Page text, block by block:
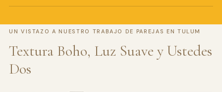
UN VISTAZO A NUESTRO TRABAJO DE PAREJAS EN TULUM
Textura Boho, Luz Suave y Ustedes
Dos